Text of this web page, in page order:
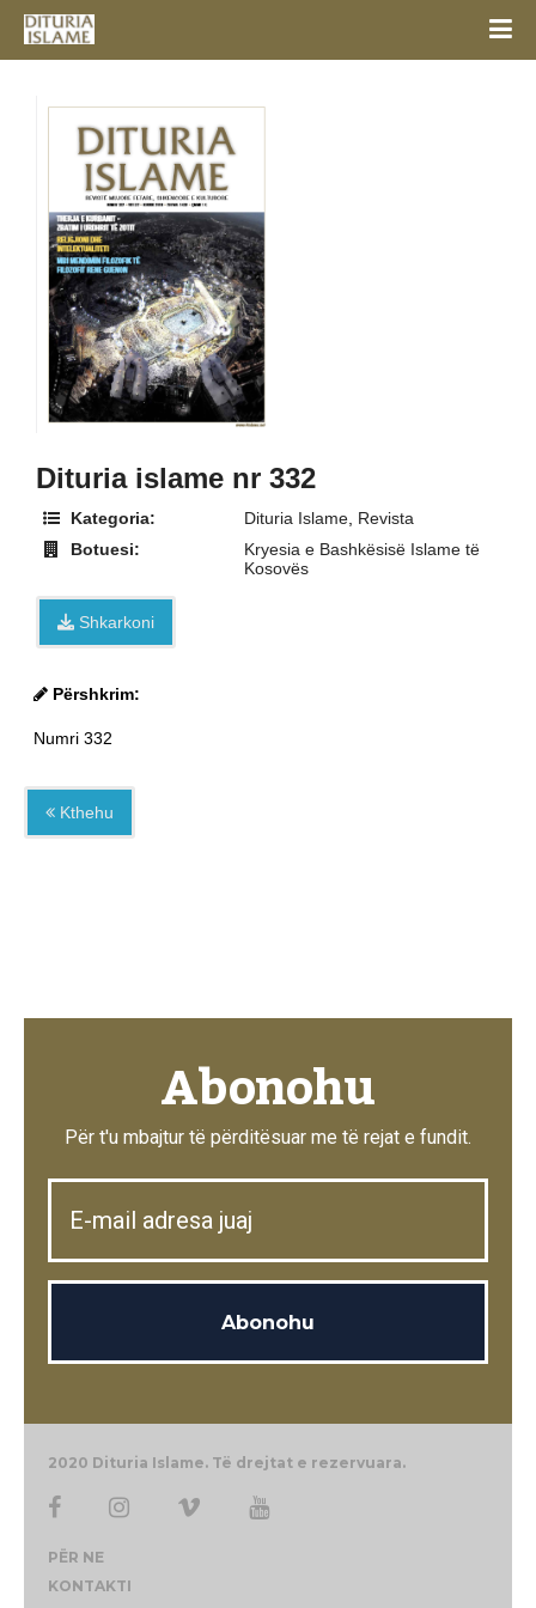
Dituria islame nr 332
Kategoria: Dituria Islame, Revista
Botuesi:
Kryesia e Bashkësisë Islame të
Kosovës
Shkarkoni
Përshkrim:
Numri 332
Kthehu
Abonohu
Për t'u mbajtur të përditësuar me të rejat e fundit.
2020 Dituria Islame. Të drejtat e rezervuara.
PËR NE
KONTAKTI